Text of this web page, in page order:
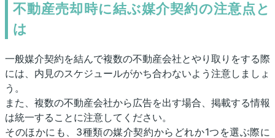
不動産売却時に結ぶ媒介契約の注意点と
は
一般媒介契約を結んで複数の不動産会社とやり取りをする際
には、内見のスケジュールがかち合わないよう注意しましょ
う。
また、複数の不動産会社から広告を出す場合、掲載する情報
は統一することに注意してください。
そのほかにも、3種類の媒介契約からどれか1つを選ぶ際に